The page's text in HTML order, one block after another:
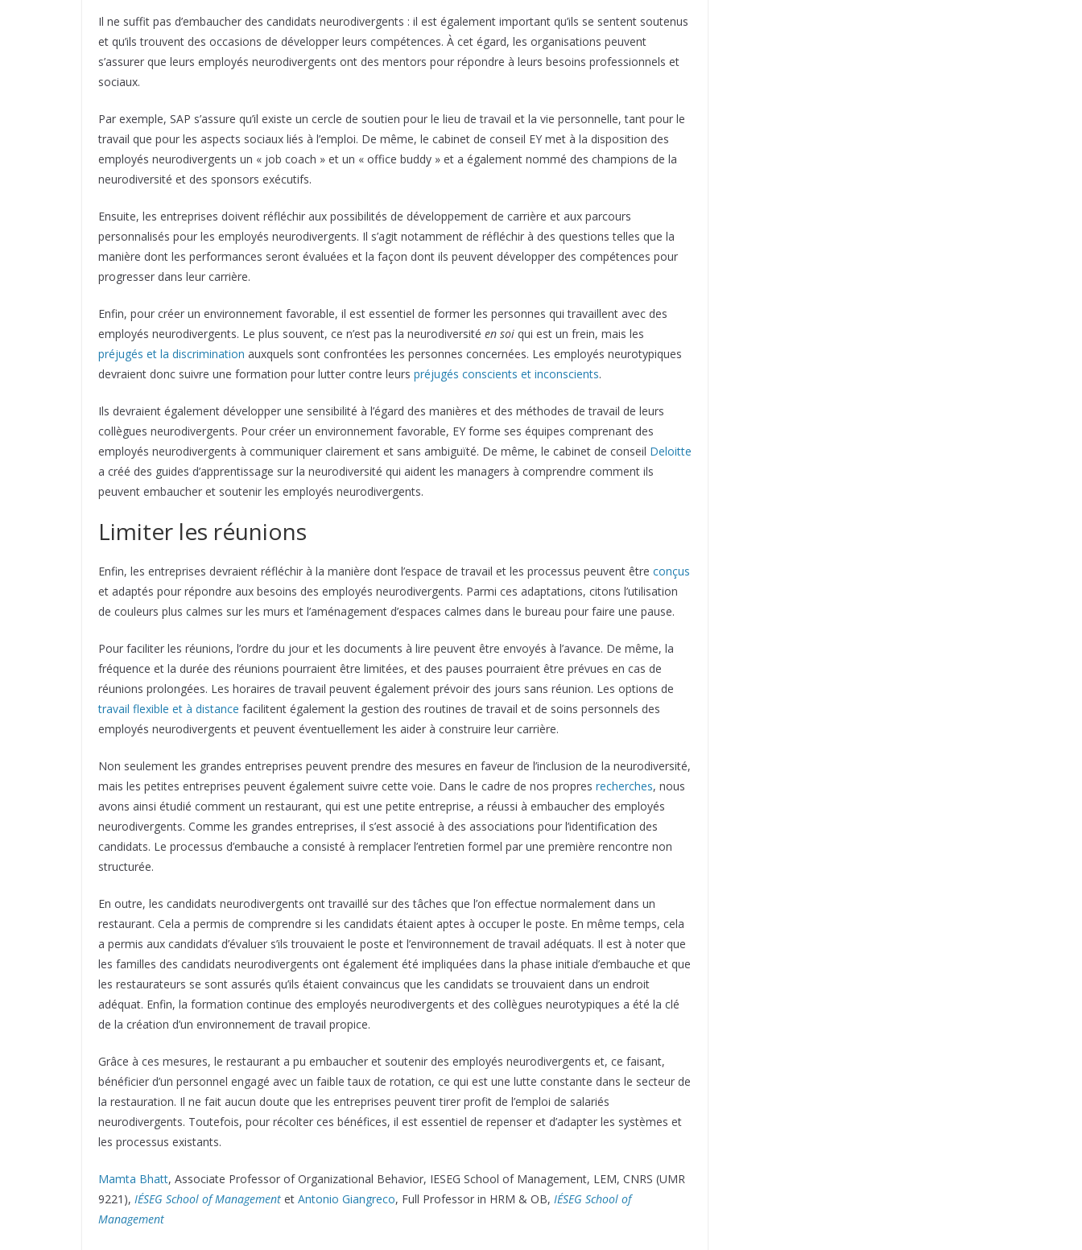
Il ne suffit pas d’embaucher des candidats neurodivergents : il est également important qu’ils se sentent soutenus
et qu’ils trouvent des occasions de développer leurs compétences. À cet égard, les organisations peuvent
s’assurer que leurs employés neurodivergents ont des mentors pour répondre à leurs besoins professionnels et
sociaux.
Par exemple, SAP s’assure qu’il existe un cercle de soutien pour le lieu de travail et la vie personnelle, tant pour le
travail que pour les aspects sociaux liés à l’emploi. De même, le cabinet de conseil EY met à la disposition des
employés neurodivergents un « job coach » et un « office buddy » et a également nommé des champions de la
neurodiversité et des sponsors exécutifs.
Ensuite, les entreprises doivent réfléchir aux possibilités de développement de carrière et aux parcours
personnalisés pour les employés neurodivergents. Il s’agit notamment de réfléchir à des questions telles que la
manière dont les performances seront évaluées et la façon dont ils peuvent développer des compétences pour
progresser dans leur carrière.
Enfin, pour créer un environnement favorable, il est essentiel de former les personnes qui travaillent avec des
employés neurodivergents. Le plus souvent, ce n’est pas la neurodiversité en soi qui est un frein, mais les
préjugés et la discrimination auxquels sont confrontées les personnes concernées. Les employés neurotypiques
devraient donc suivre une formation pour lutter contre leurs préjugés conscients et inconscients.
Ils devraient également développer une sensibilité à l’égard des manières et des méthodes de travail de leurs
collègues neurodivergents. Pour créer un environnement favorable, EY forme ses équipes comprenant des
employés neurodivergents à communiquer clairement et sans ambiguïté. De même, le cabinet de conseil Deloitte
a créé des guides d’apprentissage sur la neurodiversité qui aident les managers à comprendre comment ils
peuvent embaucher et soutenir les employés neurodivergents.
Limiter les réunions
Enfin, les entreprises devraient réfléchir à la manière dont l’espace de travail et les processus peuvent être conçus
et adaptés pour répondre aux besoins des employés neurodivergents. Parmi ces adaptations, citons l’utilisation
de couleurs plus calmes sur les murs et l’aménagement d’espaces calmes dans le bureau pour faire une pause.
Pour faciliter les réunions, l’ordre du jour et les documents à lire peuvent être envoyés à l’avance. De même, la
fréquence et la durée des réunions pourraient être limitées, et des pauses pourraient être prévues en cas de
réunions prolongées. Les horaires de travail peuvent également prévoir des jours sans réunion. Les options de
travail flexible et à distance facilitent également la gestion des routines de travail et de soins personnels des
employés neurodivergents et peuvent éventuellement les aider à construire leur carrière.
Non seulement les grandes entreprises peuvent prendre des mesures en faveur de l’inclusion de la neurodiversité,
mais les petites entreprises peuvent également suivre cette voie. Dans le cadre de nos propres recherches, nous
avons ainsi étudié comment un restaurant, qui est une petite entreprise, a réussi à embaucher des employés
neurodivergents. Comme les grandes entreprises, il s’est associé à des associations pour l’identification des
candidats. Le processus d’embauche a consisté à remplacer l’entretien formel par une première rencontre non
structurée.
En outre, les candidats neurodivergents ont travaillé sur des tâches que l’on effectue normalement dans un
restaurant. Cela a permis de comprendre si les candidats étaient aptes à occuper le poste. En même temps, cela
a permis aux candidats d’évaluer s’ils trouvaient le poste et l’environnement de travail adéquats. Il est à noter que
les familles des candidats neurodivergents ont également été impliquées dans la phase initiale d’embauche et que
les restaurateurs se sont assurés qu’ils étaient convaincus que les candidats se trouvaient dans un endroit
adéquat. Enfin, la formation continue des employés neurodivergents et des collègues neurotypiques a été la clé
de la création d’un environnement de travail propice.
Grâce à ces mesures, le restaurant a pu embaucher et soutenir des employés neurodivergents et, ce faisant,
bénéficier d’un personnel engagé avec un faible taux de rotation, ce qui est une lutte constante dans le secteur de
la restauration. Il ne fait aucun doute que les entreprises peuvent tirer profit de l’emploi de salariés
neurodivergents. Toutefois, pour récolter ces bénéfices, il est essentiel de repenser et d’adapter les systèmes et
les processus existants.
Mamta Bhatt, Associate Professor of Organizational Behavior, IESEG School of Management, LEM, CNRS (UMR
9221), IÉSEG School of Management et Antonio Giangreco, Full Professor in HRM & OB, IÉSEG School of
Management